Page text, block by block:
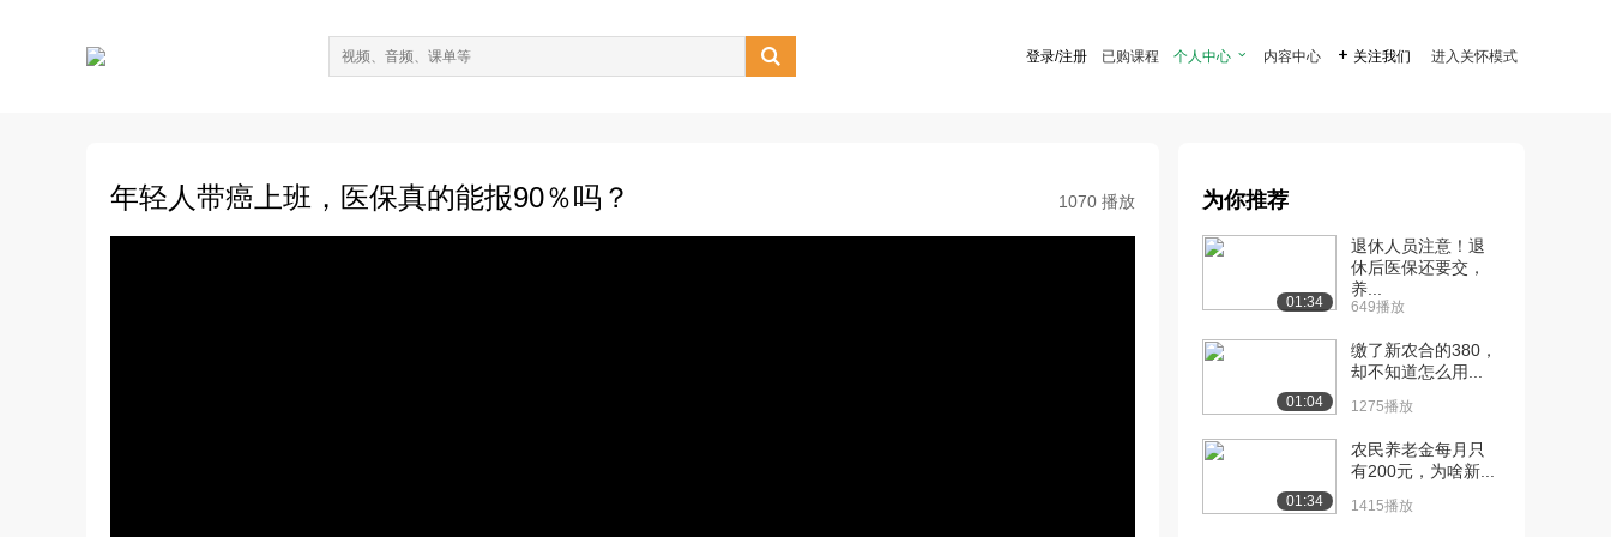
 登录/注册 已购课程 个人中心  内容中心  关注我们 进入关怀模式
年轻人带癌上班，医保真的能报90％吗？ 1070 播放 为你推荐
01:34
退休人员注意！退
休后医保还要交，
养...
649播放
01:04
缴了新农合的380，
却不知道怎么用...
1275播放
01:34
农民养老金每月只
有200元，为啥新...
1415播放